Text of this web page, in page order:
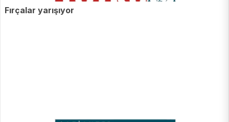
Fırçalar yarışıyor